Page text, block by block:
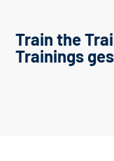
Train the
Trainings